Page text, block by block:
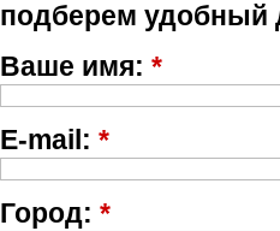
подберем удобный
Ваше имя: *
E-mail: *
Город: *